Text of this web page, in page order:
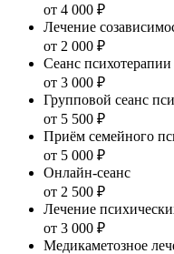
от 4 000 ₽
Лечение
от 2 000 ₽
Сеанс психотерапии
от 3 000 ₽
Групповой сеанс
от 5 500 ₽
Приём семейного
от 5 000 ₽
Онлайн-сеанс
от 2 500 ₽
Лечение
от 3 000 ₽
Медикаметозное